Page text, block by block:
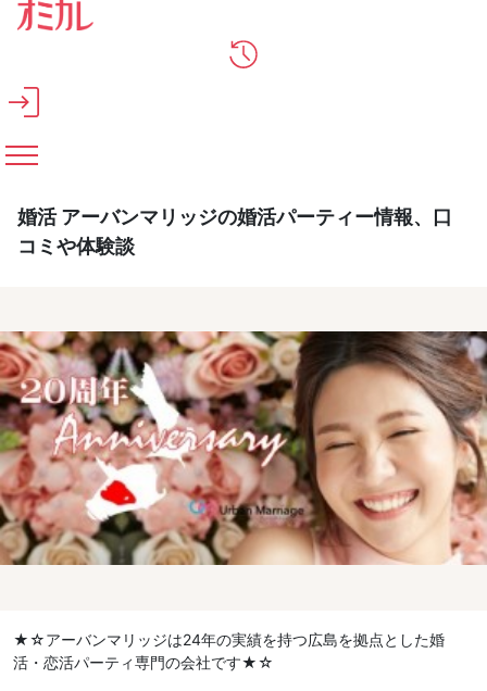
メインコンテンツへスキップ
婚活 アーバンマリッジの婚活パーティー情報、口
コミや体験談
★☆アーバンマリッジは24年の実績を持つ広島を拠点とした婚
活・恋活パーティ専門の会社です★☆